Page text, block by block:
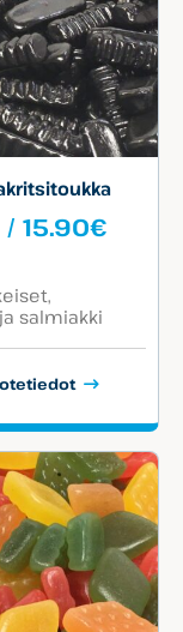
/ 15.90€
salmiakki